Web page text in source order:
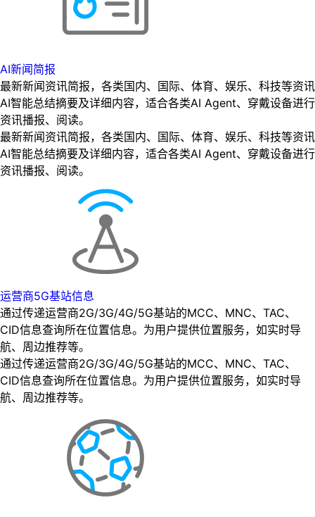
AI新闻简报
最新新闻资讯简报，各类国内、国际、体育、娱乐、科技等资讯
AI智能总结摘要及详细内容，适合各类AI Agent、穿戴设备进行
资讯播报、阅读。
最新新闻资讯简报，各类国内、国际、体育、娱乐、科技等资讯
AI智能总结摘要及详细内容，适合各类AI Agent、穿戴设备进行
资讯播报、阅读。
运营商5G基站信息
通过传递运营商2G/3G/4G/5G基站的MCC、MNC、TAC、
CID信息查询所在位置信息。为用户提供位置服务，如实时导
航、周边推荐等。
通过传递运营商2G/3G/4G/5G基站的MCC、MNC、TAC、
CID信息查询所在位置信息。为用户提供位置服务，如实时导
航、周边推荐等。